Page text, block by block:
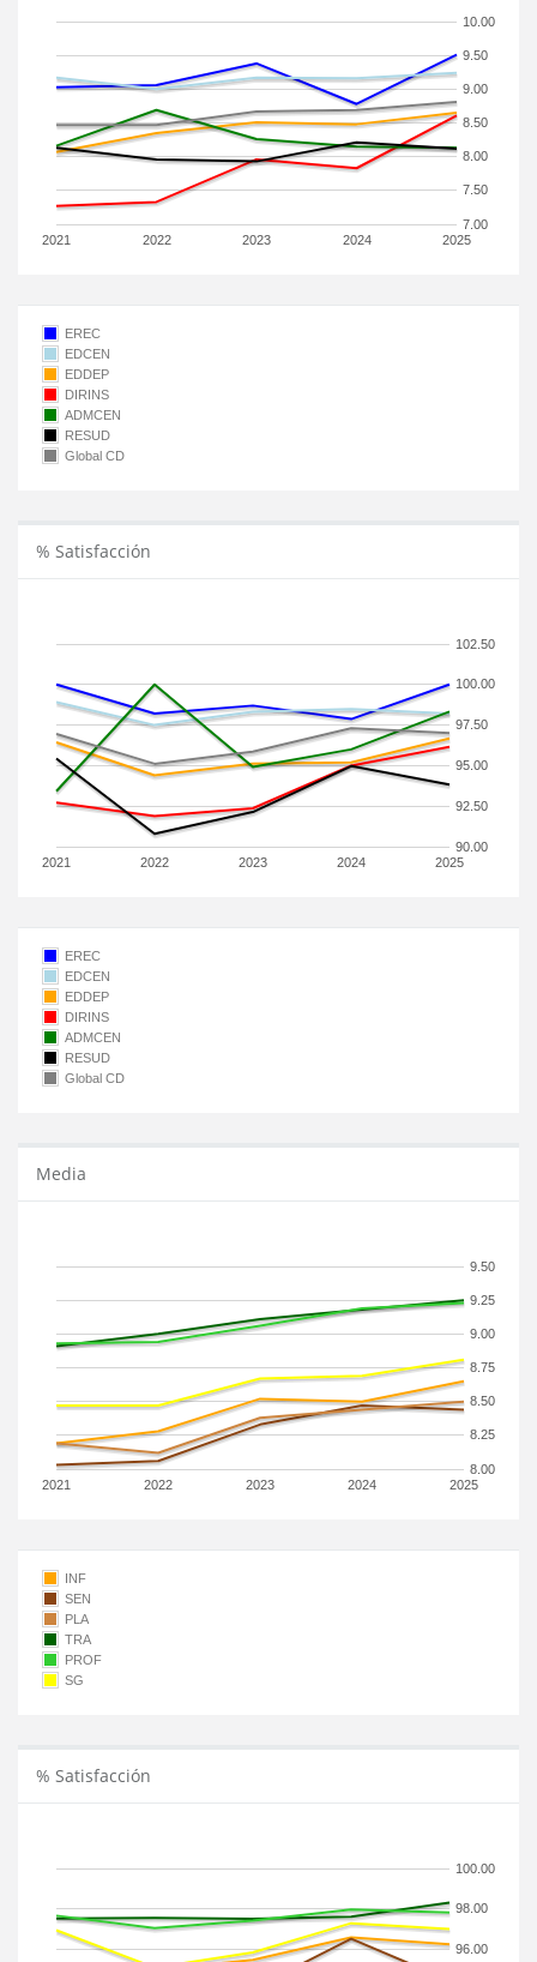
2021 2022 2023 2024 2025
7.00
7.50
8.00
8.50
9.00
9.50
10.00
EREC
EDCEN
EDDEP
DIRINS
ADMCEN
RESUD
Global CD
% Satisfacción
2021 2022 2023 2024 2025
90.00
92.50
95.00
97.50
100.00
102.50
EREC
EDCEN
EDDEP
DIRINS
ADMCEN
RESUD
Global CD
Media
2021 2022 2023 2024 2025
8.00
8.25
8.50
8.75
9.00
9.25
9.50
INF
SEN
PLA
TRA
PROF
SG
% Satisfacción
96.00
98.00
100.00